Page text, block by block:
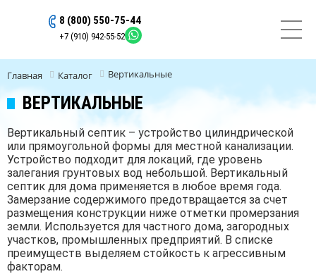
8 (800) 550-75-44
+7 (910) 942-55-52
Главная Каталог Вертикальные
ВЕРТИКАЛЬНЫЕ
Вертикальный септик – устройство цилиндрической
или прямоугольной формы для местной канализации.
Устройство подходит для локаций, где уровень
залегания грунтовых вод небольшой. Вертикальный
септик для дома применяется в любое время года.
Замерзание содержимого предотвращается за счет
размещения конструкции ниже отметки промерзания
земли. Используется для частного дома, загородных
участков, промышленных предприятий. В списке
преимуществ выделяем стойкость к агрессивным
факторам.